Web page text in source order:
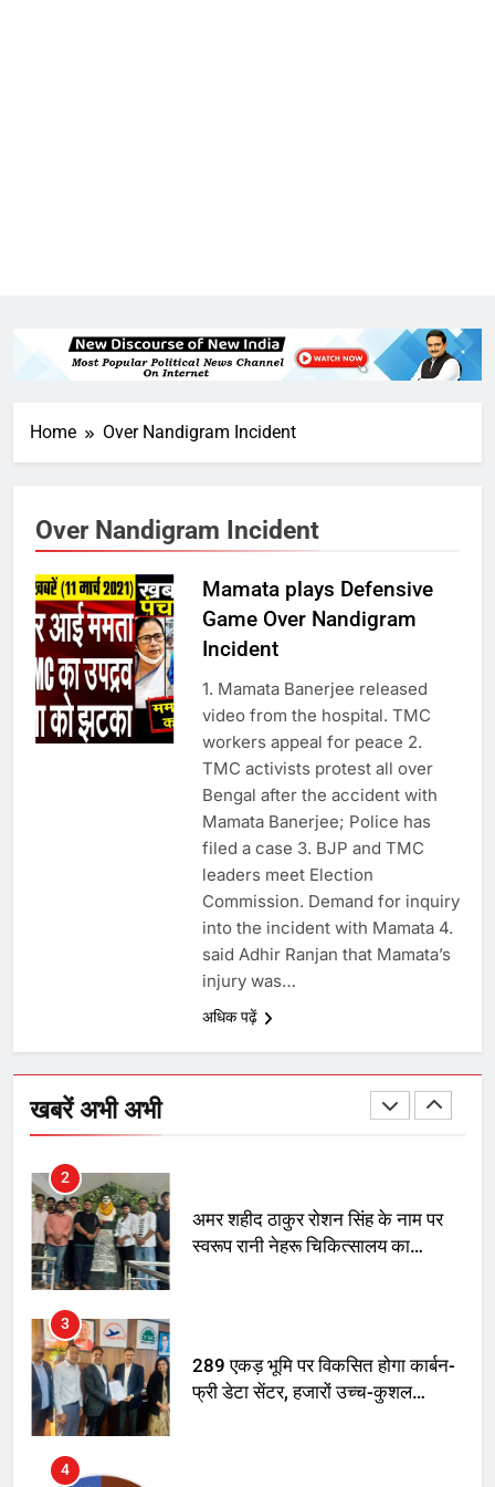
Home Over Nandigram Incident
Over Nandigram Incident
Mamata plays Defensive
Game Over Nandigram
Incident
1. Mamata Banerjee released
video from the hospital. TMC
workers appeal for peace 2.
TMC activists protest all over
Bengal after the accident with
Mamata Banerjee; Police has
filed a case 3. BJP and TMC
leaders meet Election
Commission. Demand for inquiry
into the incident with Mamata 4.
said Adhir Ranjan that Mamata’s
injury was…
अधिक पढ़ें
खबरें अभी अभी
का स्वागत करेगा लक्ष्मण द्वार
6
उत्तर प्रदेश में गांवों में बढ़ेंगी सुविधाएं: 67%
बढ़ा पंचायतों का बजट
7
गाजा युद्धविराम को लेकर बड़ी खबरें
चुनाव से पहले लालू परिवार पर बड़ा झटका,
दिल्ली कोर्ट ने IRCTC घोटाले में आरोप
तय किए
SRN अस्पताल का नाम अमर शहीद ठाकुर
रोशन सिंह के नाम पर करने की मांग तेज
2
अमर शहीद ठाकुर रोशन सिंह के नाम पर
स्वरूप रानी नेहरू चिकित्सालय का
3
289 एकड़ भूमि पर विकसित होगा कार्बन-
फ्री डेटा सेंटर, हजारों उच्च-कुशल
4